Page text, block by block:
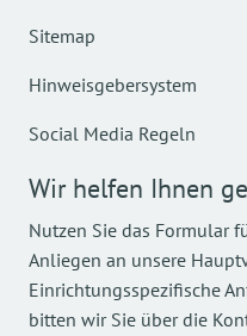
Sitemap
Hinweisgebersystem
Social Media Regeln
Wir helfen Ihnen
Nutzen Sie das Formular
Anliegen an unsere
Einrichtungsspezifische
bitten wir Sie über die